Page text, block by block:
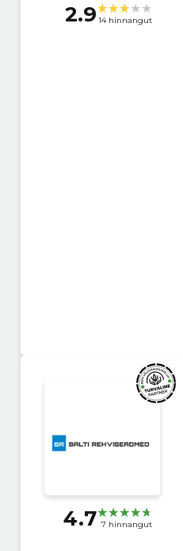
2.9 14 hinnangut
4.7 7 hinnangut